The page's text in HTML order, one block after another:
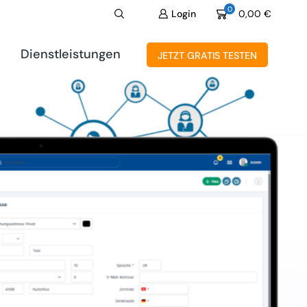
Login 0 0,00 €
Dienstleistungen JETZT GRATIS TESTEN